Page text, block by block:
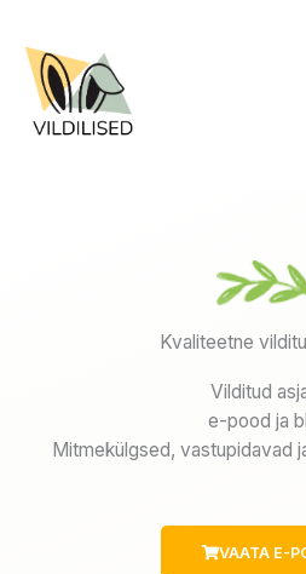
content
Kvaliteetne
Vilditud
e-pood ja
Mitmekülgsed, vastupidavad
VAATA E-